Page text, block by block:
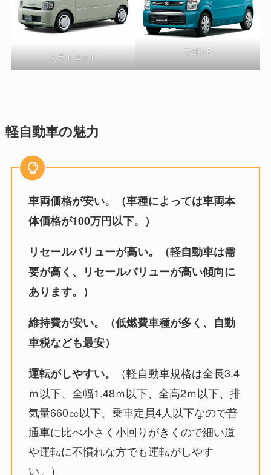
ミラトコット ワゴンR
軽自動車の魅力
車両価格が安い。（車種によっては車両本
体価格が100万円以下。）
リセールバリューが高い。（軽自動車は需
要が高く、リセールバリューが高い傾向に
あります。）
維持費が安い。（低燃費車種が多く、自動
車税なども最安）
運転がしやすい。
（軽自動車規格は全長3.4
ｍ以下、全幅1.48ｍ以下、全高2ｍ以下、排
気量660㏄以下、乗車定員4人以下なので普
通車に比べ小さく小回りがきくので細い道
や運転に不慣れな方でも運転がしやす
い。）